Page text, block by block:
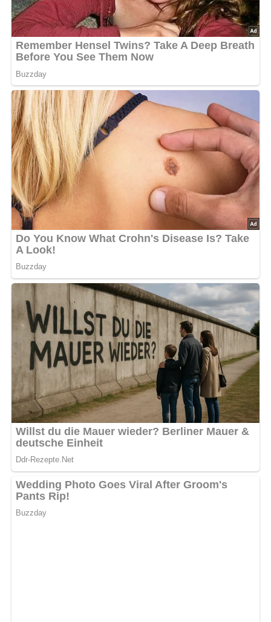
Dann hinterlasse doch bitte einen Kommentar am
Ende dieser Seite & auch eine Bewertung!
Und so wird es gemacht…
Schmalz zerlassen, 1 Prise Kümmel und geschnittene
Zwiebel zugeben und gelb werden lassen. Geputzte
kleingeschnittene Pilze zur Zwiebel geben, salzen und
gardünsten.
Warm servieren. Dazu Brot reichen.
Nach: Pilze sammeln und essen, Artia-Verlag, Prag, 1987
5/5(2 Bewertung)